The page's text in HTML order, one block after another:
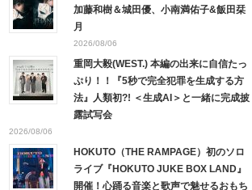
加藤和樹＆城田優、小南満佑子&飯田栞
月
2026/08/06
重岡大毅(WEST.) 本編の出来に自信たっ
ぷり！！『5秒で完全犯罪を生成する方
法』人類初?! ＜生成AI＞と一緒に完成披
露試写会
2026/08/06
HOKUTO（THE RAMPAGE）初のソロ
ライブ『HOKUTO JUKE BOX LAND』
開催！心踊る音楽と歌声で魅せるおもち